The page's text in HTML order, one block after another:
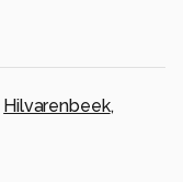
Hilvarenbeek,